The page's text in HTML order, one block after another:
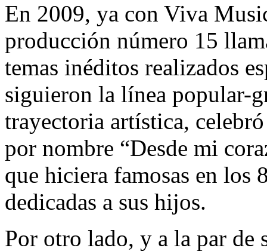
En 2009, ya con Viva
producción número 15
temas inéditos realizados
siguieron la línea popular-
trayectoria artística,
por nombre “Desde mi
que hiciera famosas en los
dedicadas a sus hijos.
Por otro lado, y a la par de